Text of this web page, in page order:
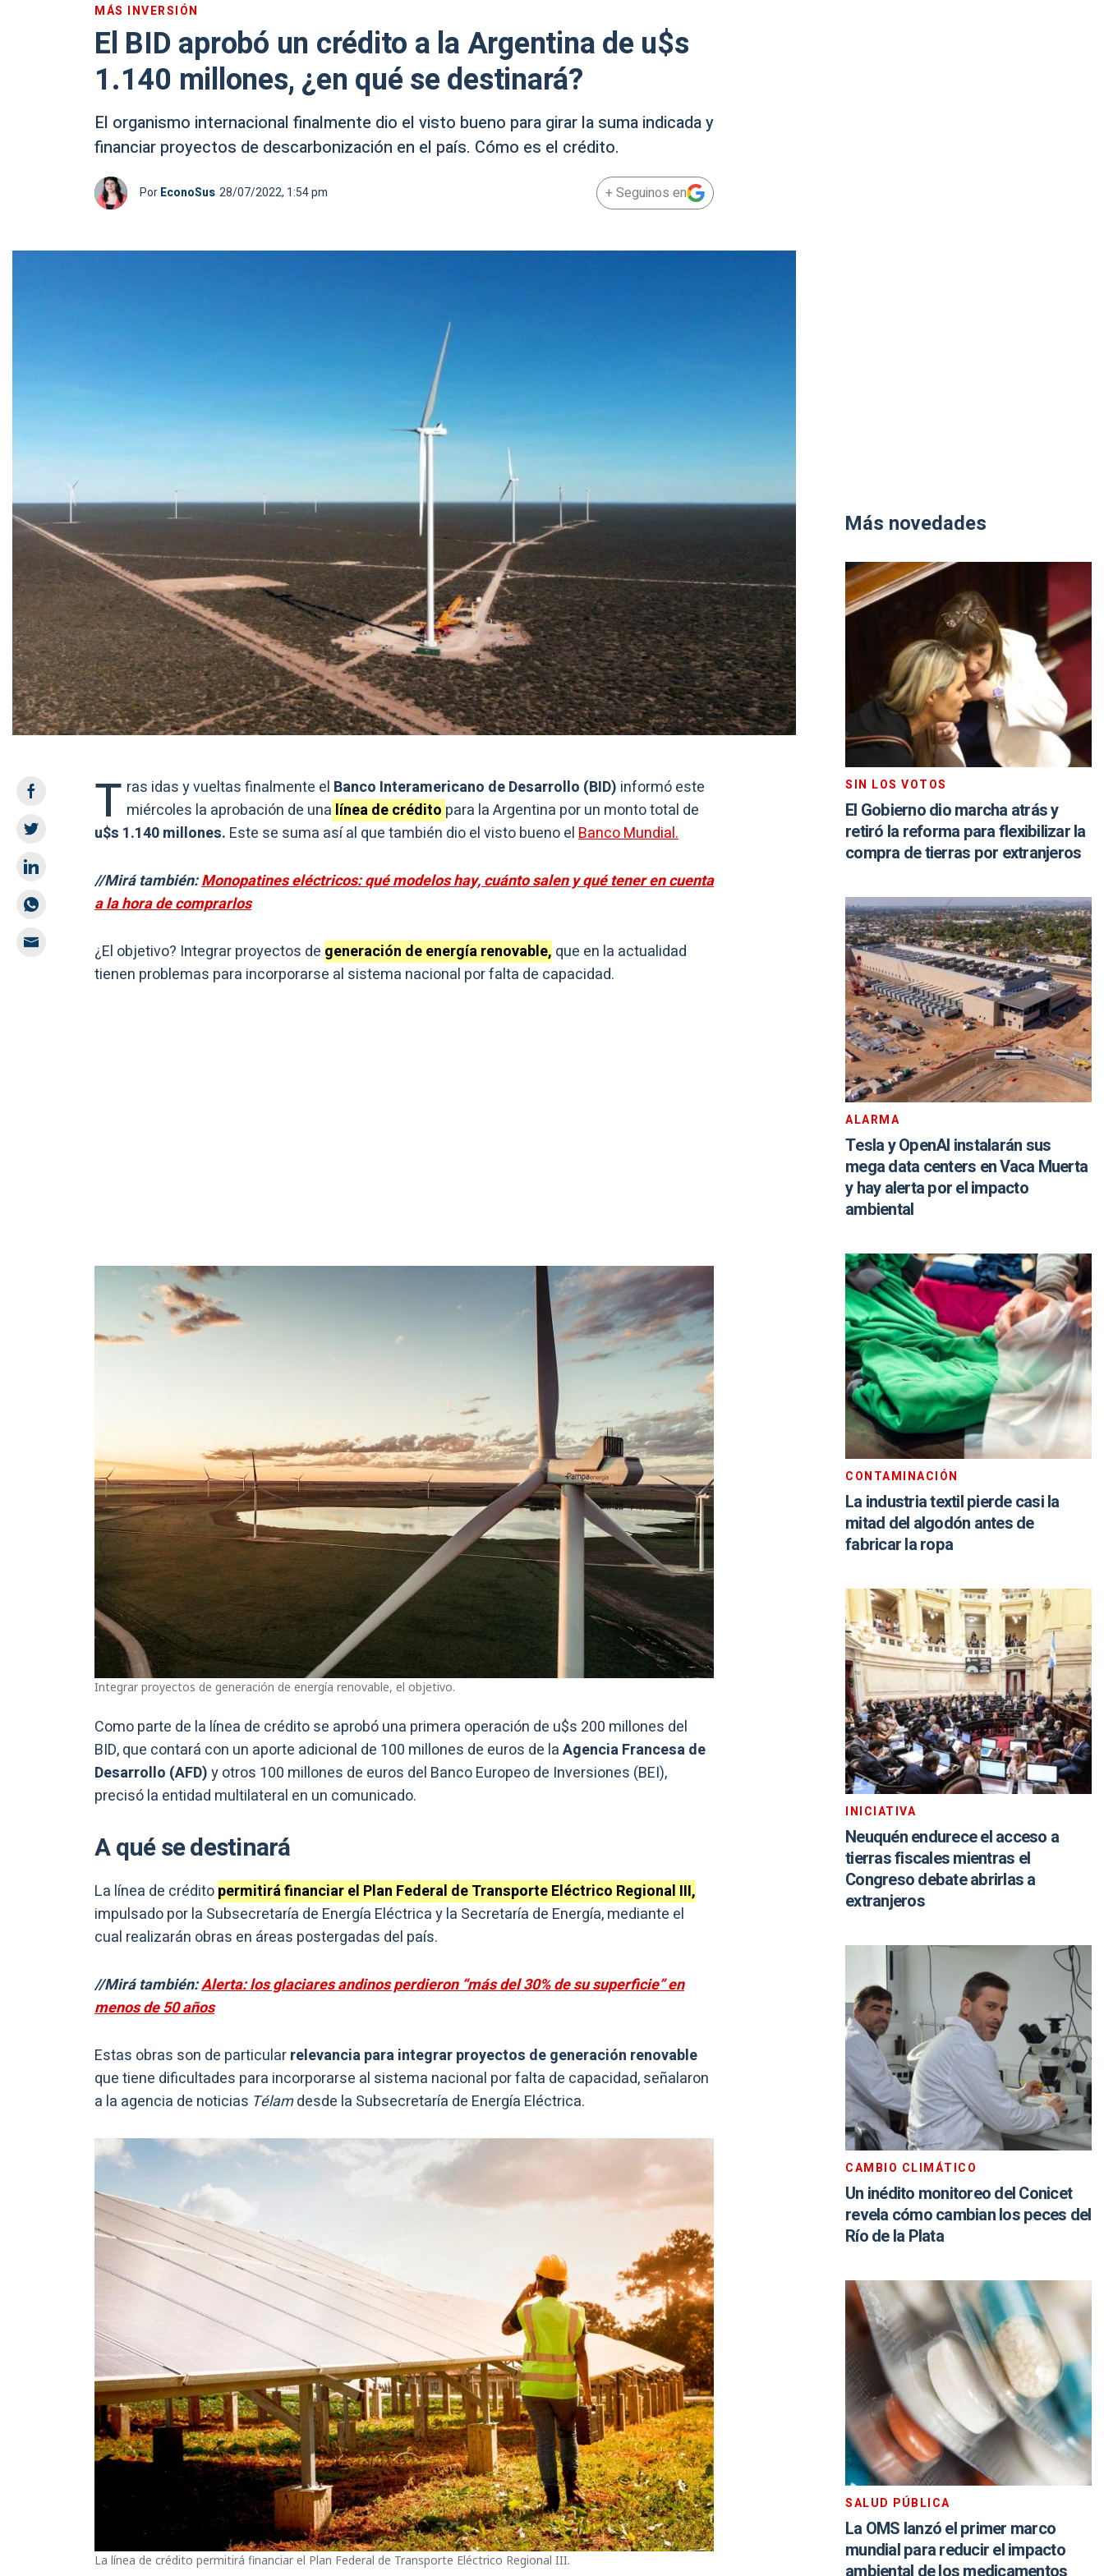
MÁS INVERSIÓN
El BID aprobó un crédito a la Argentina de u$s
1.140 millones, ¿en qué se destinará?
El organismo internacional finalmente dio el visto bueno para girar la suma indicada y
financiar proyectos de descarbonización en el país. Cómo es el crédito.
PorEconoSus 28/07/2022, 1:54 pm + Seguinos en
T ras idas y vueltas finalmente el Banco Interamericano de Desarrollo (BID) informó este
miércoles la aprobación de una línea de crédito para la Argentina por un monto total de
u$s 1.140 millones. Este se suma así al que también dio el visto bueno elBanco Mundial.
//Mirá también:Monopatines eléctricos: qué modelos hay, cuánto salen y qué tener en cuenta
a la hora de comprarlos
¿El objetivo? Integrar proyectos de generación de energía renovable, que en la actualidad
tienen problemas para incorporarse al sistema nacional por falta de capacidad.
Integrar proyectos de generación de energía renovable, el objetivo.
Como parte de la línea de crédito se aprobó una primera operación de u$s 200 millones del
BID, que contará con un aporte adicional de 100 millones de euros de laAgencia Francesa de
Desarrollo (AFD)y otros 100 millones de euros del Banco Europeo de Inversiones (BEI),
precisó la entidad multilateral en un comunicado.
A qué se destinará
La línea de créditopermitirá financiar el Plan Federal de Transporte Eléctrico Regional III,
impulsado por la Subsecretaría de Energía Eléctrica y la Secretaría de Energía, mediante el
cual realizarán obras en áreas postergadas del país.
//Mirá también:Alerta: los glaciares andinos perdieron “más del 30% de su superficie” en
menos de 50 años
Estas obras son de particularrelevancia para integrar proyectos de generación renovable
que tiene dificultades para incorporarse al sistema nacional por falta de capacidad, señalaron
a la agencia de noticias Télamdesde la Subsecretaría de Energía Eléctrica.
La línea de crédito permitirá financiar el Plan Federal de Transporte Eléctrico Regional III.
Más novedades
SIN LOS VOTOS
El Gobierno dio marcha atrás y
retiró la reforma para flexibilizar la
compra de tierras por extranjeros
ALARMA
Tesla y OpenAI instalarán sus
mega data centers en Vaca Muerta
y hay alerta por el impacto
ambiental
CONTAMINACIÓN
La industria textil pierde casi la
mitad del algodón antes de
fabricar la ropa
INICIATIVA
Neuquén endurece el acceso a
tierras fiscales mientras el
Congreso debate abrirlas a
extranjeros
CAMBIO CLIMÁTICO
Un inédito monitoreo del Conicet
revela cómo cambian los peces del
Río de la Plata
SALUD PÚBLICA
La OMS lanzó el primer marco
mundial para reducir el impacto